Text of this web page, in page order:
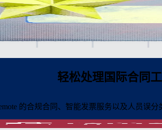
合同工
轻松处理国际合同
的合规合同、智能发票服务以及人员误